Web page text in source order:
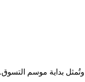
وتُمثل بداية موسم التسوق.